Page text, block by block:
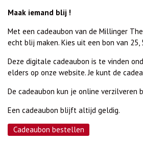
Maak iemand blij !
Met een cadeaubon van de Millinger
echt blij maken. Kies uit een bon van 25,
Deze digitale cadeaubon is te vinden
elders op onze website. Je kunt de
De cadeaubon kun je online verzilveren
Een cadeaubon blijft altijd geldig.
Cadeaubon bestellen